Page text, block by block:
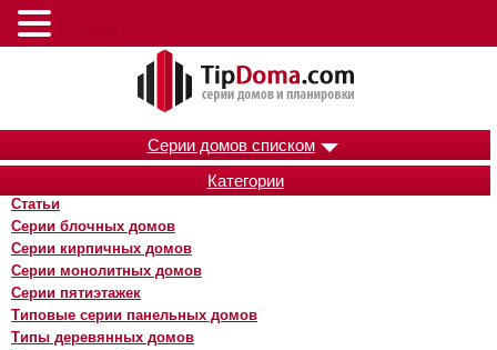
Серии домов списком
Категории
Статьи
Серии блочных домов
Серии кирпичных домов
Серии монолитных домов
Серии пятиэтажек
Типовые серии панельных домов
Типы деревянных домов